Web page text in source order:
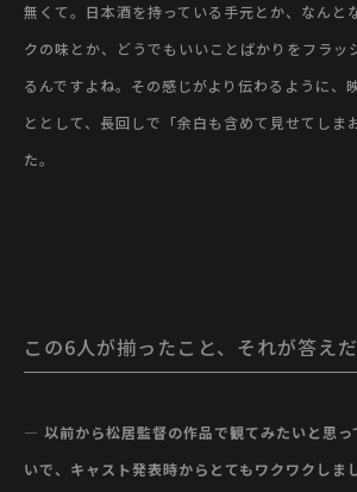
無くて。日本酒を持っている手元とか、なんと
クの味とか、どうでもいいことばかりをフラッ
るんですよね。その感じがより伝わるように、
ととして、長回しで「余白も含めて見せてしま
た。
この6人が揃ったこと、それが答えだ
— 以前から松居監督の作品で観てみたいと思っ
いで、キャスト発表時からとてもワクワクしま